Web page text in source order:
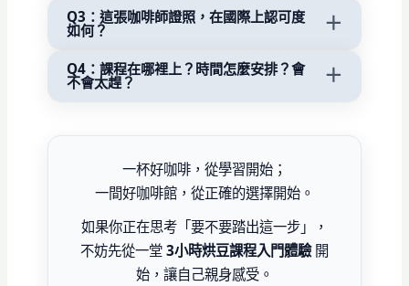
受烘焙流程， 再決定是否銜接 SCA烘豆課
程，而且體驗班學費可 100% 折抵證照課程，
讓你更安心地評估自己的方向。
課程結合咖啡產業分析＋創業輔導＋咖啡感
官訓練＋SCA CVA 思維
式教學、人脈與異界聯盟資源，你不會只是
「技術很好卻不會賺錢的咖啡人」，而是懂得
Q3：這張咖啡師證照，在國際上認可度
如何？ ＋
SCA（Specialty Coffee Association）體系的
SCA Roasting Certificate
大幅提升你的專業信任度。
Q4：課程在哪裡上？時間怎麼安排？會
不會太趕？ ＋
一週一堂課設計，讓你有時間練習與
消化內容，不用擔心密集衝堂跟不上。 具體
梯次與時段，請以：
官方網站公告 或
LINE 諮詢為準。
一杯好咖啡，從學習開始；
一間好咖啡館，從正確的選擇開始。
如果你正在思考「要不要踏出這一步」，
不妨先從一堂3小時烘豆課程入門體驗開
始，讓自己親身感受。